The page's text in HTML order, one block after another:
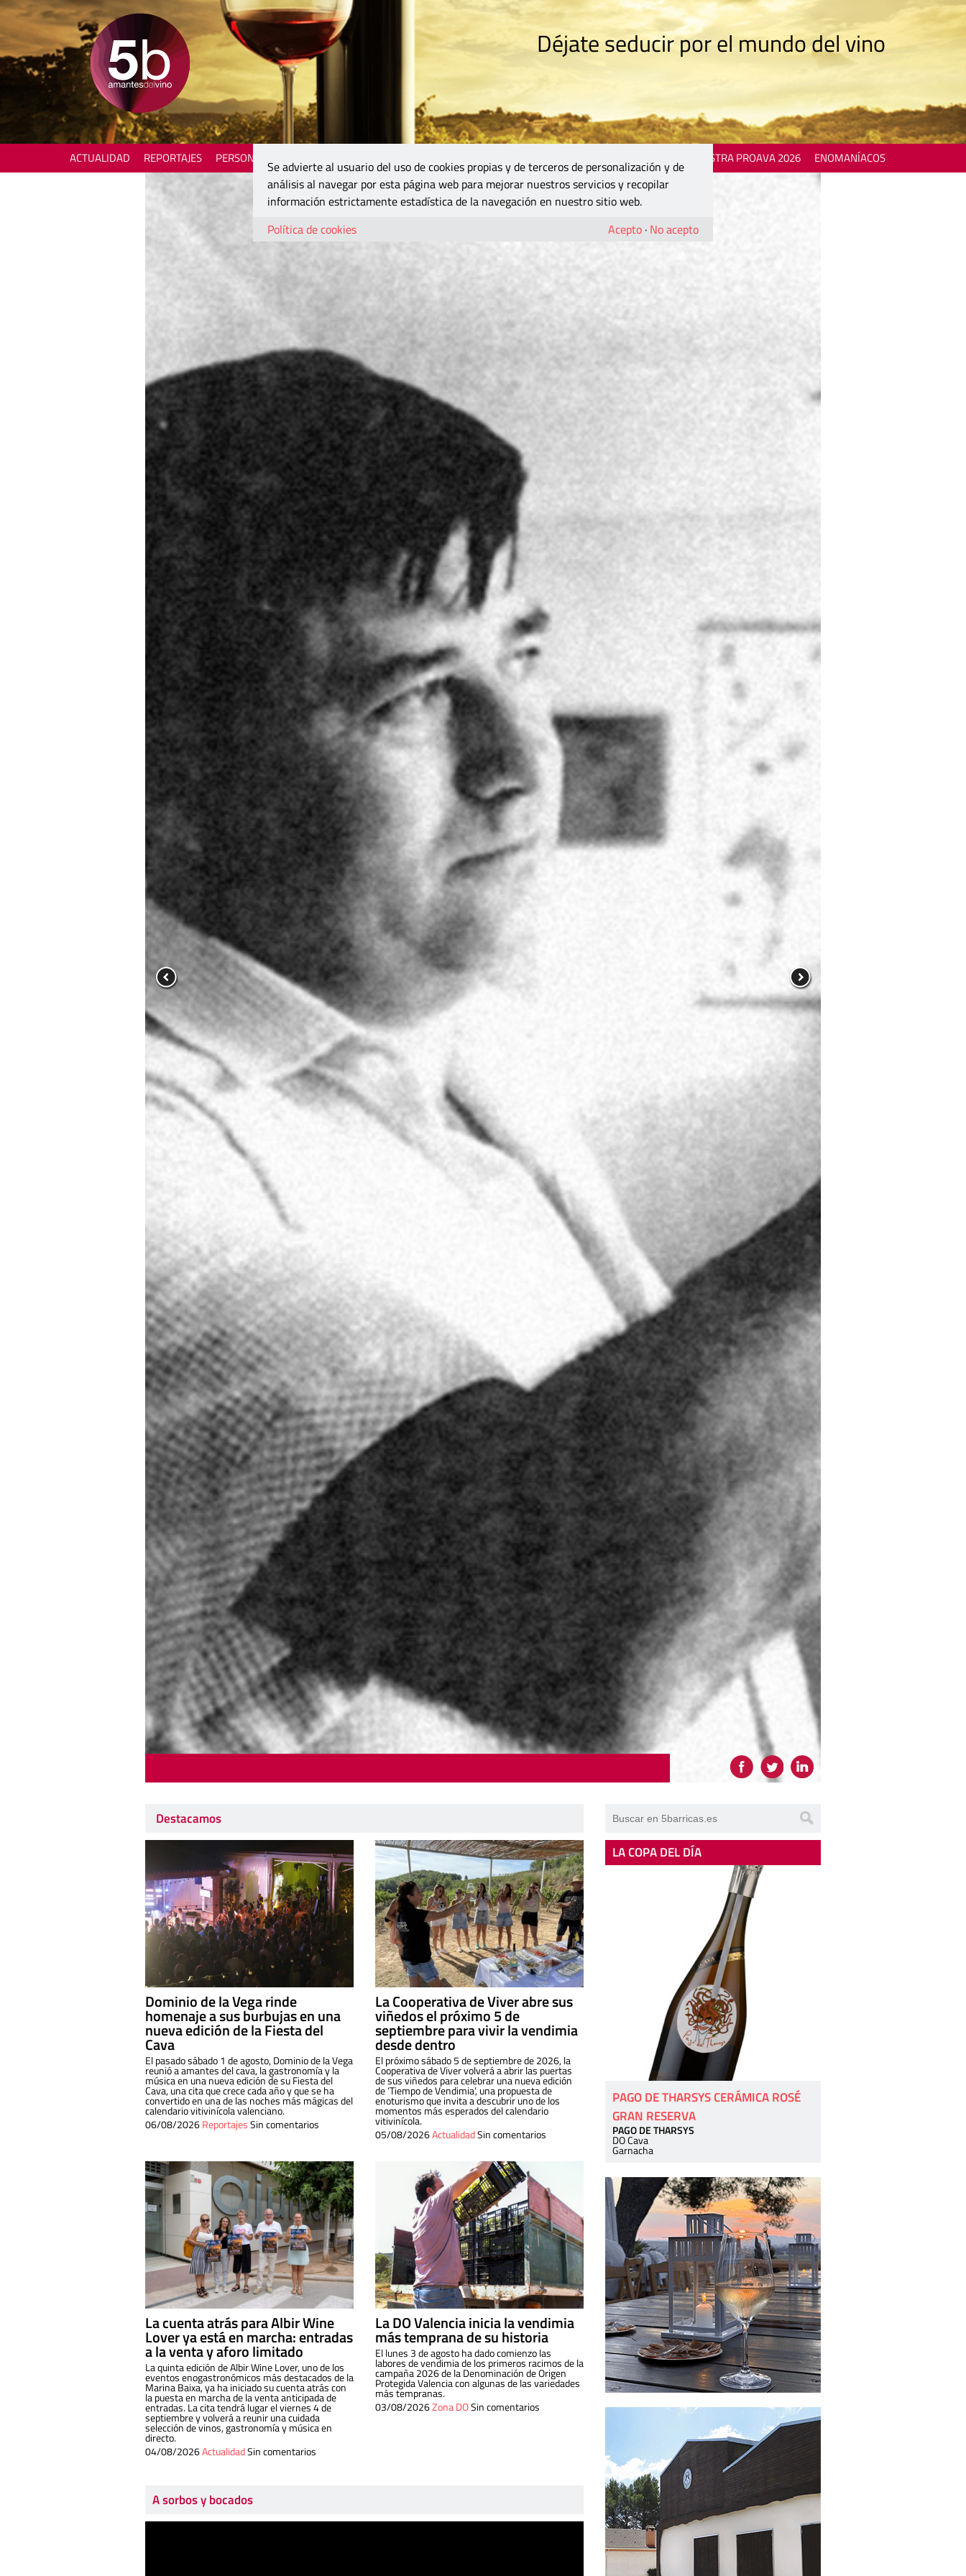
Déjate seducir por el mundo del vino
ACTUALIDAD REPORTAJES PERSONAJES MOSTRA PROAVA 2026 ENOMANÍACOS
Destacamos
Dominio de la Vega rinde
homenaje a sus burbujas en una
nueva edición de la Fiesta del
Cava
El pasado sábado 1 de agosto, Dominio de la Vega
reunió a amantes del cava, la gastronomía y la
música en una nueva edición de su Fiesta del
Cava, una cita que crece cada año y que se ha
convertido en una de las noches más mágicas del
calendario vitivinícola valenciano.
06/08/2026ReportajesSin comentarios
La Cooperativa de Viver abre sus
viñedos el próximo 5 de
septiembre para vivir la vendimia
desde dentro
El próximo sábado 5 de septiembre de 2026, la
Cooperativa de Viver volverá a abrir las puertas
de sus viñedos para celebrar una nueva edición
de ‘Tiempo de Vendimia’, una propuesta de
enoturismo que invita a descubrir uno de los
momentos más esperados del calendario
vitivinícola.
05/08/2026ActualidadSin comentarios
La cuenta atrás para Albir Wine
Lover ya está en marcha: entradas
a la venta y aforo limitado
La quinta edición de Albir Wine Lover, uno de los
eventos enogastronómicos más destacados de la
Marina Baixa, ya ha iniciado su cuenta atrás con
la puesta en marcha de la venta anticipada de
entradas. La cita tendrá lugar el viernes 4 de
septiembre y volverá a reunir una cuidada
selección de vinos, gastronomía y música en
directo.
04/08/2026ActualidadSin comentarios
La DO Valencia inicia la vendimia
más temprana de su historia
El lunes 3 de agosto ha dado comienzo las
labores de vendimia de los primeros racimos de la
campaña 2026 de la Denominación de Origen
Protegida Valencia con algunas de las variedades
más tempranas.
03/08/2026Zona DOSin comentarios
A sorbos y bocados
LA COPA DEL DÍA
PAGO DE THARSYS CERÁMICA ROSÉ
GRAN RESERVA
PAGO DE THARSYS
DO Cava
Garnacha
Se advierte al usuario del uso de cookies propias y de terceros de personalización y de
análisis al navegar por esta página web para mejorar nuestros servicios y recopilar
información estrictamente estadística de la navegación en nuestro sitio web.
Política de cookies
Acepto · No acepto